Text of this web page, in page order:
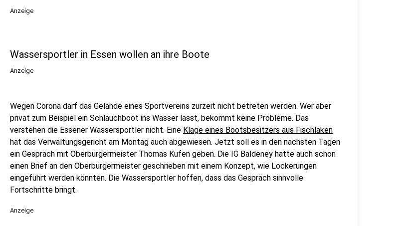
Anzeige
Wassersportler in Essen wollen an ihre Boote
Anzeige
Wegen Corona darf das Gelände eines Sportvereins zurzeit nicht betreten werden. Wer aber
privat zum Beispiel ein Schlauchboot ins Wasser lässt, bekommt keine Probleme. Das
verstehen die Essener Wassersportler nicht. Eine Klage eines Bootsbesitzers aus Fischlaken
hat das Verwaltungsgericht am Montag auch abgewiesen. Jetzt soll es in den nächsten Tagen
ein Gespräch mit Oberbürgermeister Thomas Kufen geben. Die IG Baldeney hatte auch schon
einen Brief an den Oberbürgermeister geschrieben mit einem Konzept, wie Lockerungen
eingeführt werden könnten. Die Wassersportler hoffen, dass das Gespräch sinnvolle
Fortschritte bringt.
Anzeige